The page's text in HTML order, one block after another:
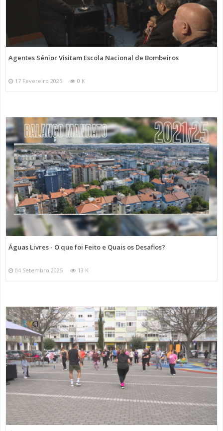
Agentes Sénior Visitam Escola Nacional de Bombeiros
17 Fevereiro 2025 0 K
Águas Livres - O que foi Feito e Quais os Desafios?
04 Setembro 2025 13 K